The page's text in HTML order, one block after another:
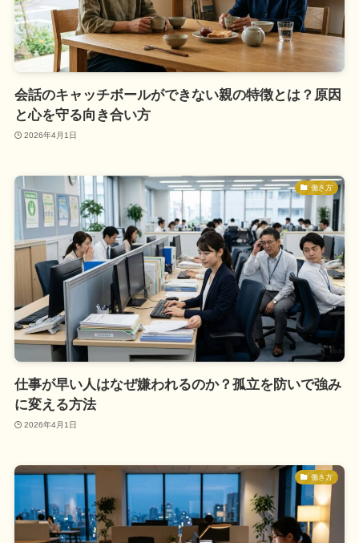
会話のキャッチボールができない親の特徴とは？原因
と心を守る向き合い方
2026年4月1日
働き方
仕事が早い人はなぜ嫌われるのか？孤立を防いで強み
に変える方法
2026年4月1日
働き方